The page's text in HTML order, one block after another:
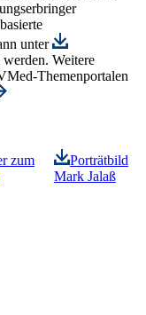
unter
werden. Weitere
Themenportalen
zum
Porträtbild
Mark Jalaß